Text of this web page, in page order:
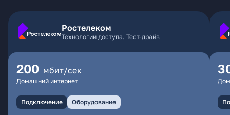
Ростелеком
Технологии доступа. Тест-драйв
200 мбит/сек
Домашний интернет
Подключение Оборудование